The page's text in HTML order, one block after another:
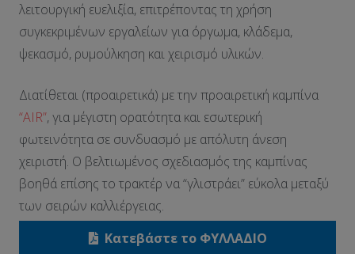
λειτουργική ευελιξία, επιτρέποντας τη χρήση
συγκεκριμένων εργαλείων για όργωμα, κλάδεμα,
ψεκασμό, ρυμούλκηση και χειρισμό υλικών.
Διατίθεται (προαιρετικά) με την προαιρετική καμπίνα
“AIR”, για μέγιστη ορατότητα και εσωτερική
φωτεινότητα σε συνδυασμό με απόλυτη άνεση
χειριστή. Ο βελτιωμένος σχεδιασμός της καμπίνας
βοηθά επίσης το τρακτέρ να “γλιστράει” εύκολα μεταξύ
των σειρών καλλιέργειας.
Κατεβάστε το ΦΥΛΛΑΔΙΟ